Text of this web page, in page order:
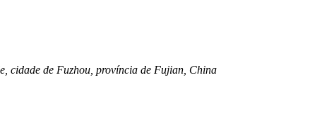
cidade de Fuzhou, província de Fujian, China